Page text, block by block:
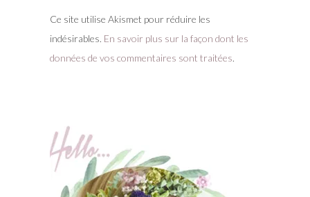
Ce site utilise Akismet pour réduire les
indésirables. En savoir plus sur la façon dont les
données de vos commentaires sont traitées.